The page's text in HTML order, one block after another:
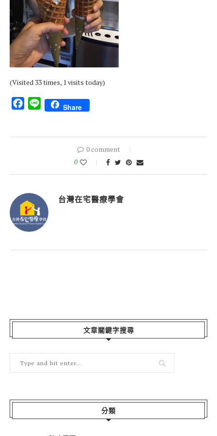
(Visited 33 times, 1 visits today)
Facebook
Line Share
0 comment
0
台灣在宅醫療學會
文章關鍵字搜尋
分類